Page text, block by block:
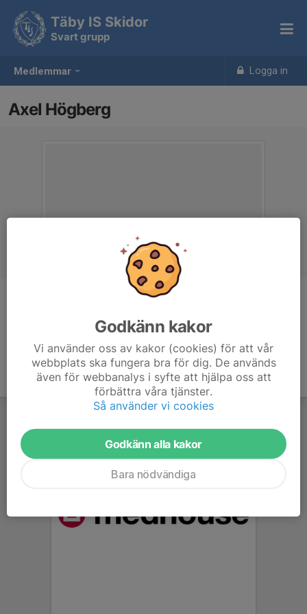
Medlemmar Logga in
Täby IS Skidor
Svart grupp
Axel Högberg
Godkänn kakor
Vi använder oss av kakor (cookies) för att vår
webbplats ska fungera bra för dig. De används
även för webbanalys i syfte att hjälpa oss att
förbättra våra tjänster.
Så använder vi cookies
Godkänn alla kakor
Bara nödvändiga